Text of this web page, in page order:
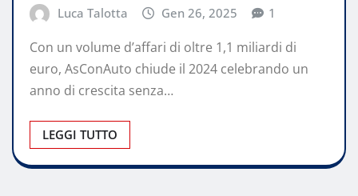
Luca Talotta Gen 26, 2025 1
Con un volume d’affari di oltre 1,1 miliardi di
euro, AsConAuto chiude il 2024 celebrando un
anno di crescita senza…
LEGGI TUTTO